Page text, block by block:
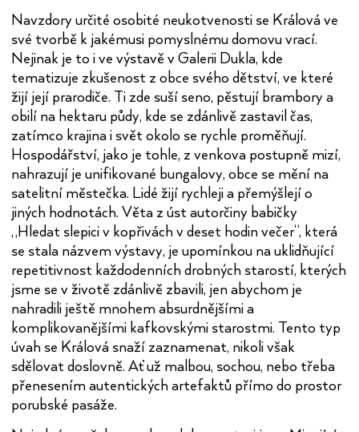
Navzdory určité osobité neukotvenosti se Králová ve
své tvorbě k jakémusi pomyslnému domovu vrací.
Nejinak je to i ve výstavě v Galerii Dukla, kde
tematizuje zkušenost z obce svého dětství, ve které
žijí její prarodiče. Ti zde suší seno, pěstují brambory a
obilí na hektaru půdy, kde se zdánlivě zastavil čas,
zatímco krajina i svět okolo se rychle proměňují.
Hospodářství, jako je tohle, z venkova postupně mizí,
nahrazují je unifikované bungalovy, obce se mění na
satelitní městečka. Lidé žijí rychleji a přemýšlejí o
jiných hodnotách. Věta z úst autorčiny babičky
„Hledat slepici v kopřivách v deset hodin večer“, která
se stala názvem výstavy, je upomínkou na uklidňující
repetitivnost každodenních drobných starostí, kterých
jsme se v životě zdánlivě zbavili, jen abychom je
nahradili ještě mnohem absurdnějšími a
komplikovanějšími kafkovskými starostmi. Tento typ
úvah se Králová snaží zaznamenat, nikoli však
sdělovat doslovně. Ať už malbou, sochou, nebo třeba
přenesením autentických artefaktů přímo do prostor
porubské pasáže.